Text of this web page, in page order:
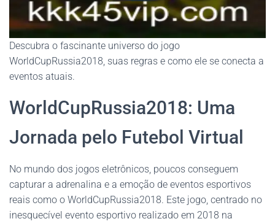
Descubra o fascinante universo do jogo
WorldCupRussia2018, suas regras e como ele se conecta a
eventos atuais.
WorldCupRussia2018: Uma
Jornada pelo Futebol Virtual
No mundo dos jogos eletrônicos, poucos conseguem
capturar a adrenalina e a emoção de eventos esportivos
reais como o WorldCupRussia2018. Este jogo, centrado no
inesquecível evento esportivo realizado em 2018 na